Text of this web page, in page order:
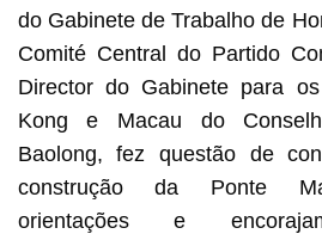
do Gabinete de Trabalho de
Comité Central do Partido
Director do Gabinete para
Kong e Macau do
Baolong, fez questão de
construção da Ponte
orientações e